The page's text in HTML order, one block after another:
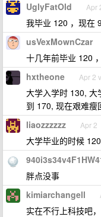
UglyFatOld Apr
我毕业 120 ，现在
usVexMownCzar
十几年前毕业 120
hxtheone Apr 2
大学入学时 130, 大
到 170, 现在艰难瘦
liaozzzzzz Apr 2
大学毕业的时候
胖点没事
kimiarchangell
实在不行上科技吧